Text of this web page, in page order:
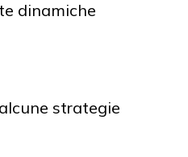
dinamiche
strategie